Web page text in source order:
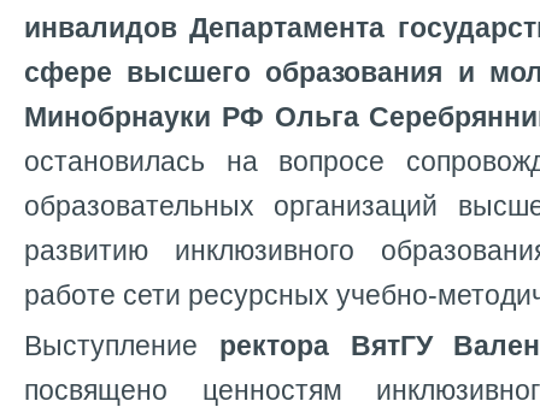
инвалидов Департамента
сфере высшего образования и
Минобрнауки РФ Ольга
остановилась на вопросе
образовательных организаций
развитию инклюзивного
работе сети ресурсных учебно-
Выступление ректора ВятГУ
посвящено ценностям